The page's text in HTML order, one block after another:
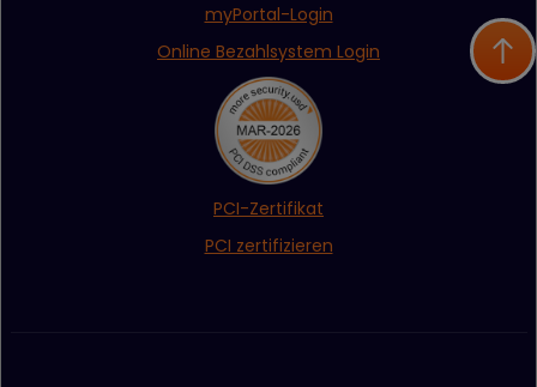
myPortal-Login
Online Bezahlsystem Login
PCI-Zertifikat
PCI zertifizieren